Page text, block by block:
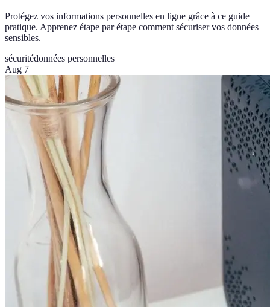
Protégez vos informations personnelles en ligne grâce à ce guide
pratique. Apprenez étape par étape comment sécuriser vos données
sensibles.
sécuritédonnées personnelles
Aug 7